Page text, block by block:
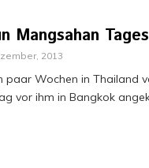
Mangsahan
2013
paar Wochen in Thailand
vor ihm in Bangkok